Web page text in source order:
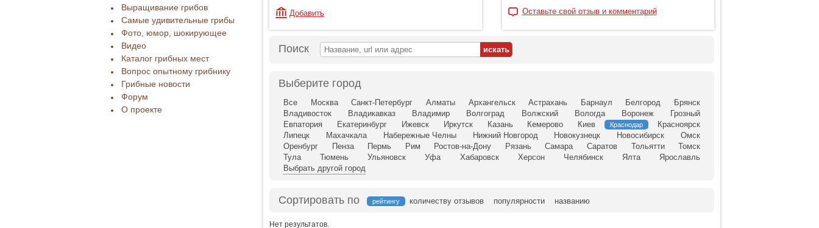
Выращивание грибов
Самые удивительные грибы
Фото, юмор, шокирующее
Видео
Каталог грибных мест
Вопрос опытному грибнику
Грибные новости
Форум
О проекте
Добавить Оставьте свой отзыв и комментарий
Поиск
Выберите город
Все Москва Санкт-Петербург Алматы Архангельск Астрахань Барнаул Белгород
Брянск
Владивосток
Владикавказ Владимир Волгоград Волжский Вологда Воронеж
Грозный
Евпатория
Екатеринбург Ижевск Иркутск Казань Кемерово Киев Краснодар
Красноярск
Липецк
Махачкала Набережные Челны Нижний Новгород Новокузнецк Новосибирск
Омск
Оренбург
Пенза Пермь Рим Ростов-на-Дону Рязань Самара Саратов Тольятти
Томск
Тула
Тюмень Ульяновск Уфа Хабаровск Херсон Челябинск Ялта
Ярославль
Выбрать другой город
Сортировать по рейтингу количеству отзывов популярности названию
Нет результатов.